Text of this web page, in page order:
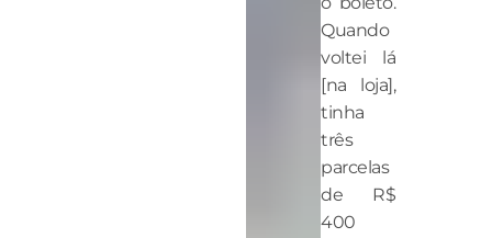
Quando
voltei lá
[na loja],
tinha
três
parcelas
de R$
400